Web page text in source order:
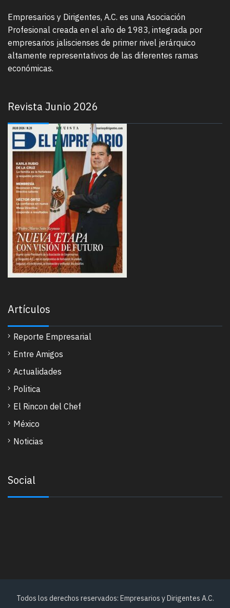
Empresarios y Dirigentes, A.C. es una Asociación
Profesional creada en el año de 1983, integrada por
empresarios jaliscienses de primer nivel jerárquico
altamente representativos de las diferentes ramas
económicas.
Revista Junio 2026
Artículos
Reporte Empresarial
Entre Amigos
Actualidades
Politica
El Rincon del Chef
México
Noticias
Social
Todos los derechos reservados: Empresarios y Dirigentes A.C.